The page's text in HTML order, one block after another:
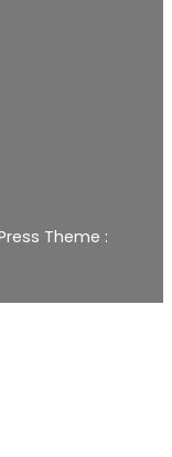
Theme :